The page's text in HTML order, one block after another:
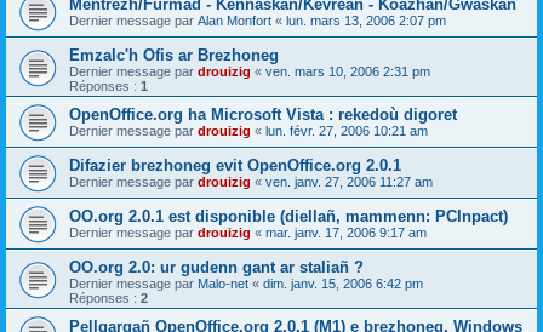
Mentrezh/Furmad - Kennaskañ/Kevreañ - Koazhañ/Gwaskañ
Dernier message par Alan Monfort « lun. mars 13, 2006 2:07 pm
Emzalc'h Ofis ar Brezhoneg
Dernier message par drouizig « ven. mars 10, 2006 2:31 pm
Réponses : 1
OpenOffice.org ha Microsoft Vista : rekedoù digoret
Dernier message par drouizig « lun. févr. 27, 2006 10:21 am
Difazier brezhoneg evit OpenOffice.org 2.0.1
Dernier message par drouizig « ven. janv. 27, 2006 11:27 am
OO.org 2.0.1 est disponible (diellañ, mammenn: PCInpact)
Dernier message par drouizig « mar. janv. 17, 2006 9:17 am
OO.org 2.0: ur gudenn gant ar staliañ ?
Dernier message par Malo-net « dim. janv. 15, 2006 6:42 pm
Réponses : 2
Pellgargañ OpenOffice.org 2.0.1 (M1) e brezhoneg, Windows